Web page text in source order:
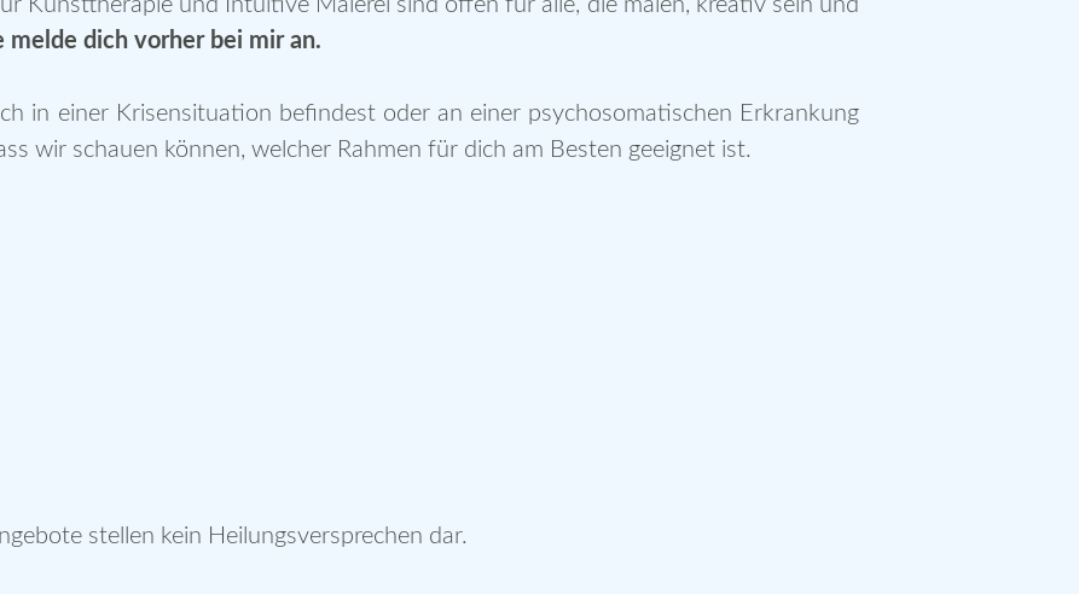
Kunsttherapie und Intuitive Malerei sind offen für alle, die malen, kreativ sein und
melde dich vorher bei mir an.
in einer Krisensituation befindest oder an einer psychosomatischen Erkrankung
wir schauen können, welcher Rahmen für dich am Besten geeignet ist.
stellen kein Heilungsversprechen dar.